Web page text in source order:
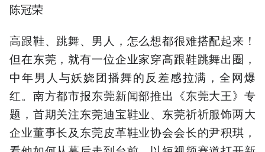
陈冠荣
高跟鞋、跳舞、男人，怎么想都很难搭配起来！
但在东莞，就有一位企业家穿高跟鞋跳舞出圈，
中年男人与妖娆团播舞的反差感拉满，全网爆
红。南方都市报东莞新闻部推出《东莞大王》专
题，首期关注东莞迪宝鞋业、东莞祈祈服饰两大
企业董事长及东莞皮革鞋业协会会长的尹积琪，